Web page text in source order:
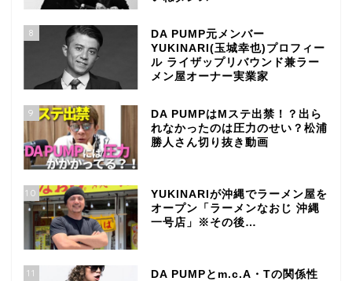
8
DA PUMP元メンバー
YUKINARI(玉城幸也)プロフィー
ル ライザップリバウンド兼ラー
メン屋オーナー実業家
9
DA PUMPはMステ出禁！？出ら
れなかったのは圧力のせい？松浦
勝人さん切り抜き動画
10
YUKINARIが沖縄でラーメン屋を
オープン「ラーメンなおじ 沖縄
一号店」※その後…
11
DA PUMPとm.c.A・Tの関係性